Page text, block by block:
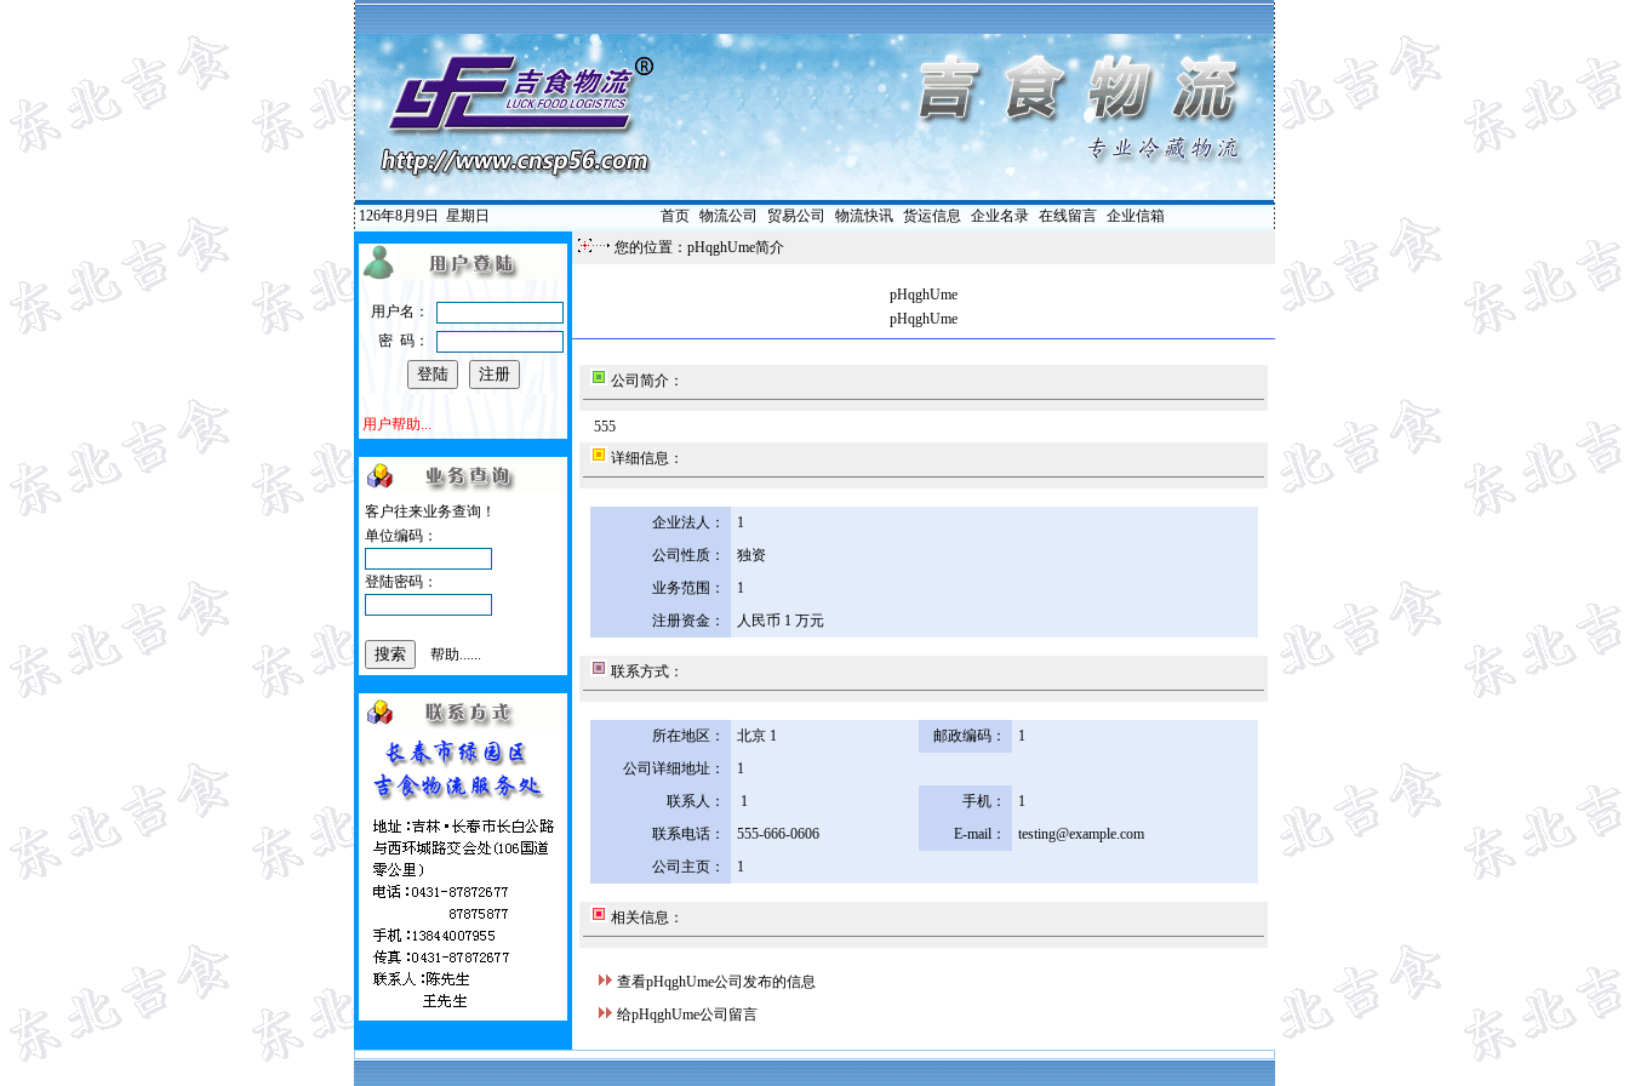
126年8月9日 星期日 首页| 物流公司 贸易公司 物流快讯| 货运信息 企业名录| 在线留言| 企业信箱
用户名：
密 码：
用户帮助...
客户往来业务查询！
单位编码：
登陆密码：
帮助......
您的位置：pHqghUme简介
pHqghUme
pHqghUme
公司简介：
555
详细信息：
企业法人：
1
公司性质：
独资
业务范围：
1
注册资金：
人民币 1 万元
联系方式：
所在地区： 北京 1 邮政编码：
1
公司详细地址：
1
联系人：
1 手机：
1
联系电话：
555-666-0606 E-mail：
testing@example.com
公司主页：
1
相关信息：
查看pHqghUme公司发布的信息
给pHqghUme公司留言